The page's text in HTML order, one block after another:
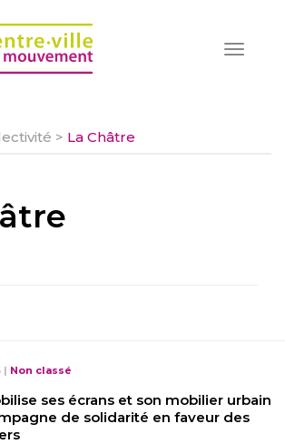
Toggle
> La Châtre
| Non classé
ses écrans et son mobilier urbain
de solidarité en faveur des